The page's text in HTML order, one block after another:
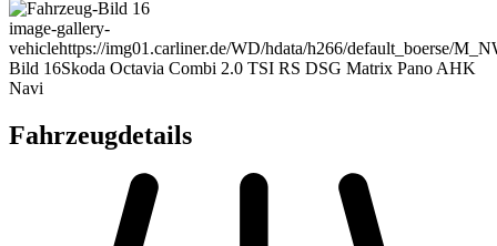
image-gallery-
vehiclehttps://img01.carliner.de/WD/hdata/h266/default_boerse/
Bild 16Skoda Octavia Combi 2.0 TSI RS DSG Matrix Pano AHK
Navi
Fahrzeugdetails